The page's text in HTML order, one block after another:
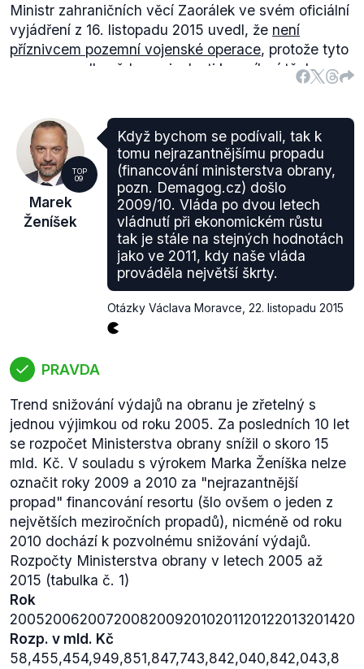
Ministr zahraničních věcí Zaorálek ve svém oficiální
vyjádření z 16. listopadu 2015 uvedl, že není
příznivcem pozemní vojenské operace, protože tyto
operace vedly vždy v minulosti k posílení těch
neextrémnějších skupin. Zaorálek je tedy pro
federace, ale i Írán a Saudská Arábie.
Federica Mogherini(.youtube) uvedla, že pouze
dohoda jednotlivých hráčů povede k vyřešení
situace v Sýrii. Opozemní vojenské operaci
nezmiňuje.
TOP
09
Marek
Ženíšek
Když bychom se podívali, tak k
tomu nejrazantnějšímu propadu
(financování ministerstva obrany,
pozn. Demagog.cz) došlo
2009/10. Vláda po dvou letech
vládnutí při ekonomickém růstu
tak je stále na stejných hodnotách
jako ve 2011, kdy naše vláda
prováděla největší škrty.
Otázky Václava Moravce 22. listopadu 2015
PRAVDA
Trend snižování výdajů na obranu je zřetelný s
jednou výjimkou od roku 2005. Za posledních 10 let
se rozpočet Ministerstva obrany snížil o skoro 15
mld. Kč. V souladu s výrokem Marka Ženíška nelze
označit roky 2009 a 2010 za "nejrazantnější
propad" financování resortu (šlo ovšem o jeden z
největších meziročních propadů), nicméně od roku
2010 dochází k pozvolnému snižování výdajů.
Rozpočty Ministerstva obrany v letech 2005 až
2015 (tabulka č. 1)
Rok
Rozp. v mld. Kč
58,455,454,949,851,847,743,842,040,842,043,8